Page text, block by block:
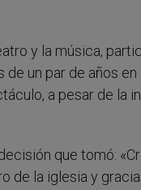
y la música,
un par de años en
a pesar de la
que tomó:
de la iglesia y